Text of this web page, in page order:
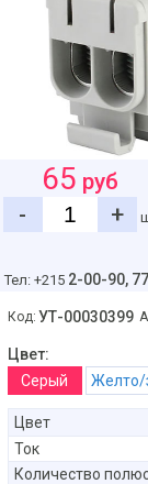
65 руб
-
+
Тел: +215 2-00-90,
Код: УТ-00030399
Цвет:
Серый
Цвет
Ток
Количество